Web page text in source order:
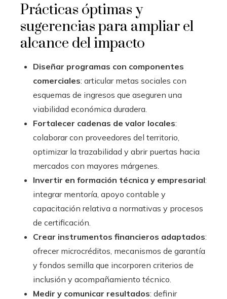
Prácticas óptimas y
sugerencias para ampliar el
alcance del impacto
Diseñar programas con componentes
comerciales: articular metas sociales con
esquemas de ingresos que aseguren una
viabilidad económica duradera.
Fortalecer cadenas de valor locales:
colaborar con proveedores del territorio,
optimizar la trazabilidad y abrir puertas hacia
mercados con mayores márgenes.
Invertir en formación técnica y empresarial:
integrar mentoría, apoyo contable y
capacitación relativa a normativas y procesos
de certificación.
Crear instrumentos financieros adaptados:
ofrecer microcréditos, mecanismos de garantía
y fondos semilla que incorporen criterios de
inclusión y acompañamiento técnico.
Medir y comunicar resultados: definir